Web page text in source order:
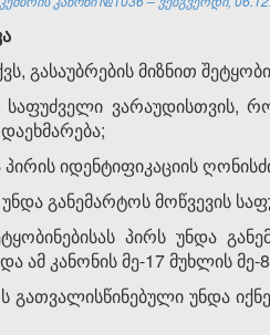
გასაუბრების მიზნით
საფუძველი
პირის იდენტიფიკაციის
უნდა განემარტოს მოწვევის
პირს უნდა
ამ კანონის მე-17 მუხლის
გათვალისწინებული უნდა